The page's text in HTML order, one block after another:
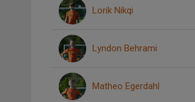
Lorik Nikqi
Lyndon Behrami
Matheo Egerdahl